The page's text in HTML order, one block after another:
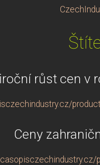
růst cen v
Ceny